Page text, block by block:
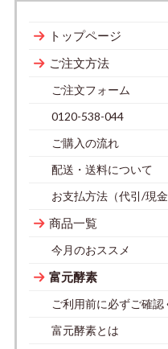
トップページ
ご注文方法
ご注文フォーム
0120-538-044
ご購入の流れ
配送・送料について
お支払方法（代引/現金
商品一覧
今月のおススメ
富元酵素
ご利用前に必ずご確認
富元酵素とは